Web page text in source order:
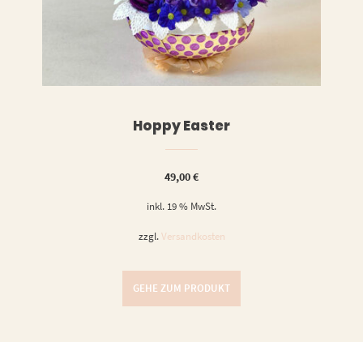
Hoppy Easter
49,00€
inkl. 19 % MwSt.
zzgl. Versandkosten
GEHE ZUM PRODUKT